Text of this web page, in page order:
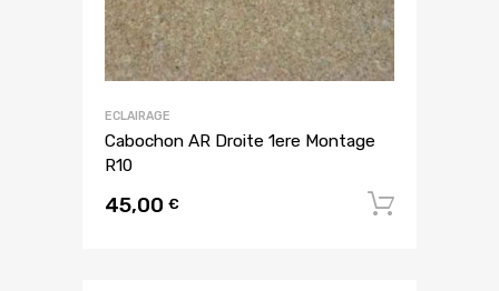
ECLAIRAGE
Cabochon AR Droite 1ere Montage
R10
45,00 €